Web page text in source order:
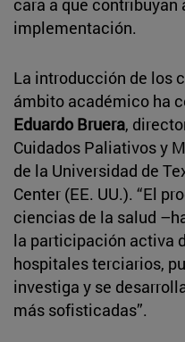
cara a que contribuyan
implementación.
La introducción de los
ámbito académico ha
Eduardo Bruera,
Cuidados Paliativos y
de la Universidad de
Center (EE. UU.). “El
ciencias de la salud
la participación activa
hospitales terciarios,
investiga y se
más sofisticadas”.